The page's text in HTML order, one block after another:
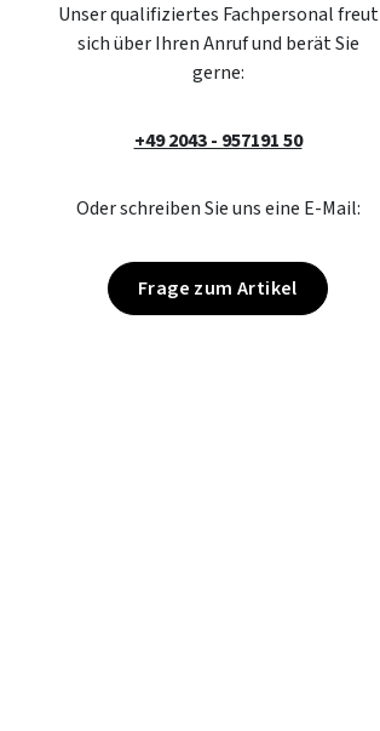
Unser qualifiziertes Fachpersonal freut
sich über Ihren Anruf und berät Sie
gerne:
+49 2043 - 957191 50
Oder schreiben Sie uns eine E-Mail:
Frage zum Artikel